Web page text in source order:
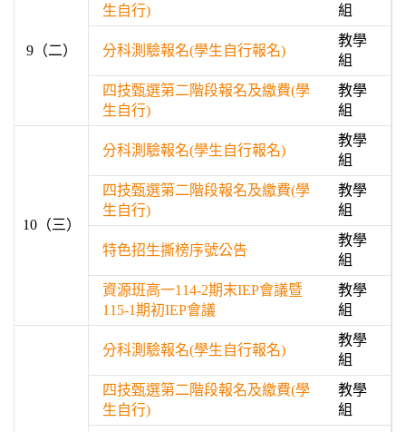
9（二）
生自行)
組
分科測驗報名(學生自行報名)
教學
組
四技甄選第二階段報名及繳費(學
生自行)
教學
組
10（三）
分科測驗報名(學生自行報名)
教學
組
四技甄選第二階段報名及繳費(學
生自行)
教學
組
特色招生撕榜序號公告
教學
組
資源班高一114-2期末IEP會議暨
115-1期初IEP會議
教學
組
分科測驗報名(學生自行報名)
教學
組
四技甄選第二階段報名及繳費(學
生自行)
教學
組